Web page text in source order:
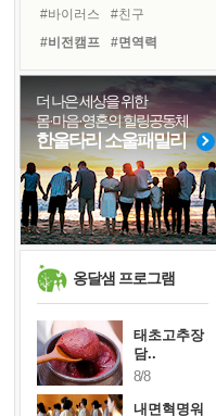
극심한 변비, 어깨결림, 수면 장애
슬럼프
보고 싶은 어머니
유년 시절의 부산 영도 바다
못된 꼰대들
희망이란
'모른다'는 것
귀를 열고 마음을 내어주고
영적 성장의 여정
#바이러스
#친구
#비전캠프
#면역력
#독서캠프
#나눔
#건강
#삶
#선택
#사람
#아이들
#유튜브
#도움
#극복
#계획
#다짐
#힐링
#명상
더 나은 세상을 위한
몸·마음·영혼의 힐링공동체
한울타리 소울패밀리
옹달샘 프로그램
태초고추장
담..
8/8
내면혁명워